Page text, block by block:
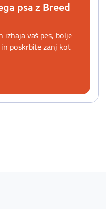
psa z Breed
izhaja vaš pes, bolje
poskrbite zanj kot